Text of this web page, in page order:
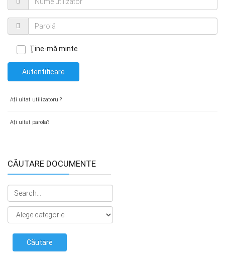
Ţine-mă minte
Autentificare
Aţi uitat utilizatorul?
Aţi uitat parola?
CĂUTARE DOCUMENTE